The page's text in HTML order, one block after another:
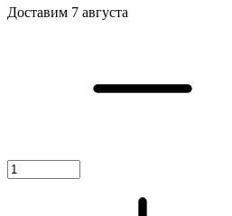
Доставим 7 августа